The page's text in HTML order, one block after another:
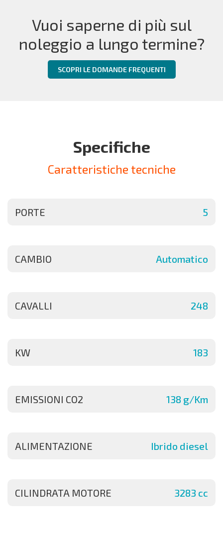
Vuoi saperne di più sul
noleggio a lungo termine?
SCOPRI LE DOMANDE FREQUENTI
Specifiche
Caratteristiche tecniche
PORTE 5
CAMBIO Automatico
CAVALLI 248
KW 183
EMISSIONI CO2 138 g/Km
ALIMENTAZIONE Ibrido diesel
CILINDRATA MOTORE 3283 cc